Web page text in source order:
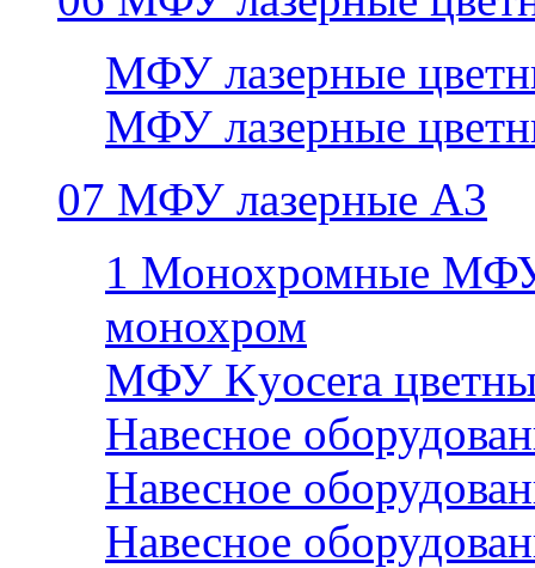
МФУ лазерные
МФУ лазерные
07 МФУ лазерные А3
1 Монохромные
монохром
МФУ Kyocera
Навесное
Навесное
Навесное